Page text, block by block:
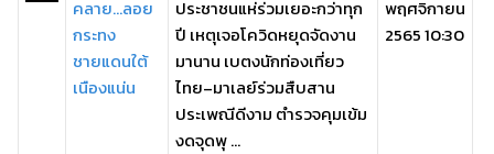
คลาย...ลอย
กระทง
ชายแดนใต้
เนืองแน่น
ประชาชนแห่ร่วมเยอะกว่าทุก
ปี เหตุเจอโควิดหยุดจัดงาน
มานาน เบตงนักท่องเที่ยว
ไทย–มาเลย์ร่วมสืบสาน
ประเพณีดีงาม ตำรวจคุมเข้ม
งดจุดพุ ...
พฤศจิกายน
2565 10:30